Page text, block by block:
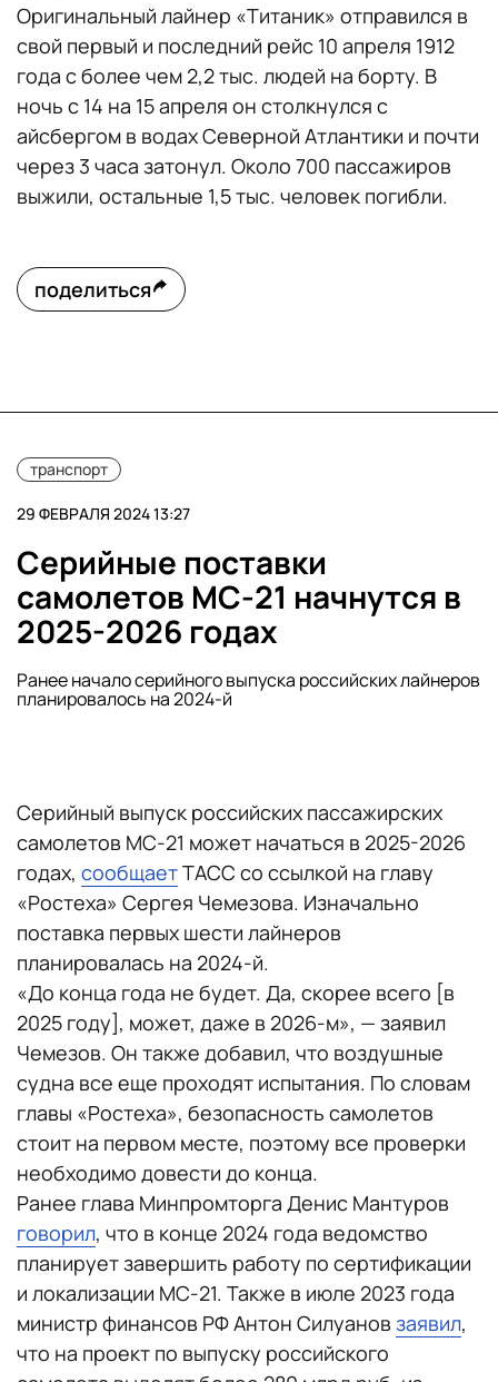
Оригинальный лайнер «Титаник» отправился в
свой первый и последний рейс 10 апреля 1912
года с более чем 2,2 тыс. людей на борту. В
ночь с 14 на 15 апреля он столкнулся с
айсбергом в водах Северной Атлантики и почти
через 3 часа затонул. Около 700 пассажиров
выжили, остальные 1,5 тыс. человек погибли.
поделиться
транспорт
29 ФЕВРАЛЯ 2024 13:27
Серийные поставки
самолетов МС-21 начнутся в
2025-2026 годах
Ранее начало серийного выпуска российских лайнеров
планировалось на 2024-й
Серийный выпуск российских пассажирских
самолетов МС-21 может начаться в 2025-2026
годах, сообщаетТАСС со ссылкой на главу
«Ростеха» Сергея Чемезова. Изначально
поставка первых шести лайнеров
планировалась на 2024-й.
«До конца года не будет. Да, скорее всего [в
2025 году], может, даже в 2026-м», — заявил
Чемезов. Он также добавил, что воздушные
судна все еще проходят испытания. По словам
главы «Ростеха», безопасность самолетов
стоит на первом месте, поэтому все проверки
необходимо довести до конца.
Ранее глава Минпромторга Денис Мантуров
говорил, что в конце 2024 года ведомство
планирует завершить работу по сертификации
и локализации МС-21. Также в июле 2023 года
министр финансов РФ Антон Силуанов заявил,
что на проект по выпуску российского